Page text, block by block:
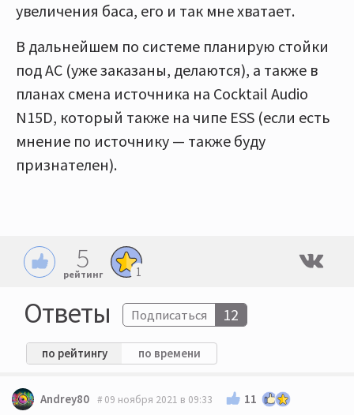
увеличения баса, его и так мне хватает.
В дальнейшем по системе планирую стойки
под АС (уже заказаны, делаются), а также в
планах смена источника на Cocktail Audio
N15D, который также на чипе ESS (если есть
мнение по источнику — также буду
признателен).
5
рейтинг 1
Ответы Подписаться 12
по рейтингу по времени
Andrey80 09 ноября 2021 в 09:33 11